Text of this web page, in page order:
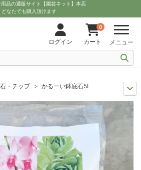
用品の通販サイト【園芸ネット】本店
どなたでも購入頂けます
ログイン
0
カート メニュー
・チップ
かるーい鉢底石5L
資材
かるーい鉢底石5L
かるーい鉢底石5L
かるーい鉢底石5L